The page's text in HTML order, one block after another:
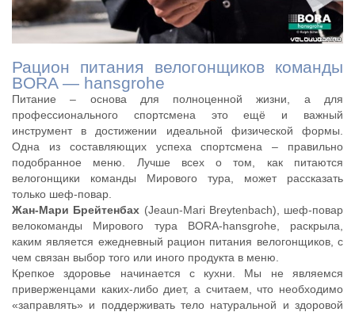
Рацион питания велогонщиков команды
BORA — hansgrohe
Питание – основа для полноценной жизни, а для
профессионального спортсмена это ещё и важный
инструмент в достижении идеальной физической формы.
Одна из составляющих успеха спортсмена – правильно
подобранное меню. Лучше всех о том, как питаются
велогонщики команды Мирового тура, может рассказать
только шеф-повар.
Жан-Мари Брейтенбах (Jeaun-Mari Breytenbach), шеф-повар
велокоманды Мирового тура BORA-hansgrohe, раскрыла,
каким является ежедневный рацион питания велогонщиков, с
чем связан выбор того или иного продукта в меню.
Крепкое здоровье начинается с кухни. Мы не являемся
приверженцами каких-либо диет, а считаем, что необходимо
«заправлять» и поддерживать тело натуральной и здоровой